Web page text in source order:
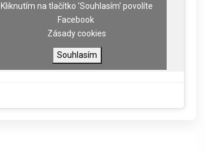
Kliknutím na tlačítko 'Souhlasím' povolíte
Facebook
Zásady cookies
Souhlasím